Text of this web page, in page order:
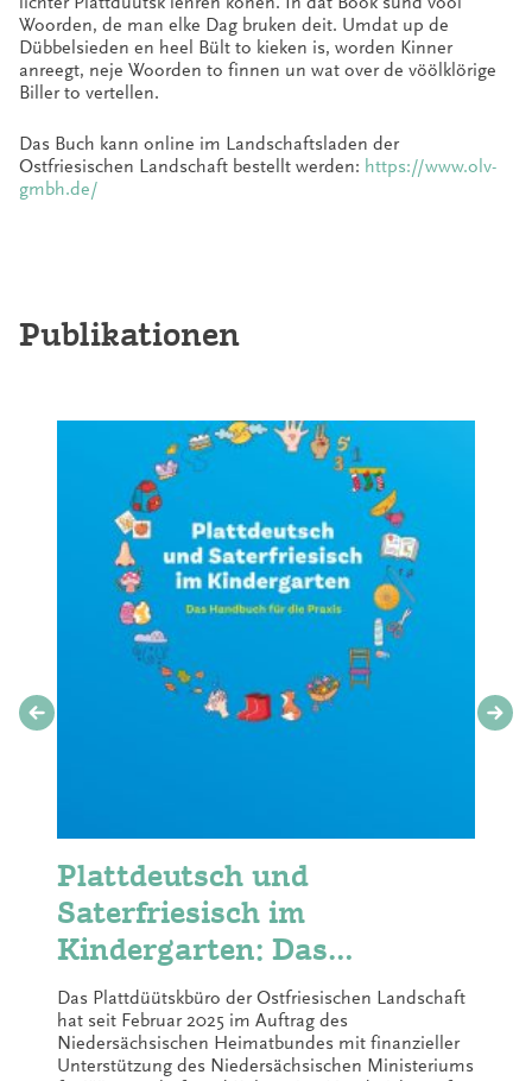
Woorden, de man elke Dag bruken deit. Umdat up de
Dübbelsieden en heel Bült to kieken is, worden Kinner
anreegt, neje Woorden to finnen un wat over de vöölklörige
Biller to vertellen.
Das Buch kann online im Landschaftsladen der
Ostfriesischen Landschaft bestellt werden: https://www.olv-
gmbh.de/
Publikationen
Plattdeutsch und
Saterfriesisch im
Kindergarten: Das
Handbuch für die Praxis
Das Plattdüütskbüro der Ostfriesischen Landschaft
hat seit Februar 2025 im Auftrag des
Niedersächsischen Heimatbundes mit finanzieller
Unterstützung des Niedersächsischen Ministeriums